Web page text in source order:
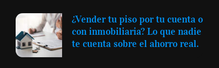
¿Vender tu piso por tu cuenta o
con inmobiliaria? Lo que nadie
te cuenta sobre el ahorro real.